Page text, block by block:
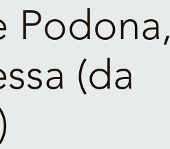
Podona,
(da